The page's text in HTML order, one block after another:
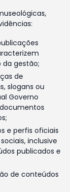
gestão;
de
slogans ou
Governo
e perfis oficiais
inclusive
publicados e
de conteúdos